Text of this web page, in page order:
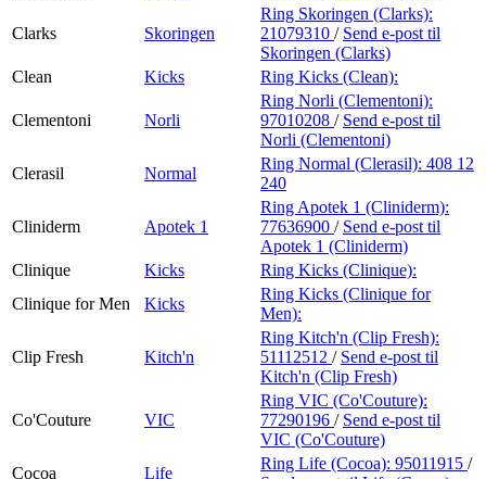
Clarks Skoringen
Ring Skoringen (Clarks):
21079310 / Send e-post til
Skoringen (Clarks)
Clean
Kicks Ring Kicks (Clean):
Clementoni Norli
Ring Norli (Clementoni):
97010208 / Send e-post til
Norli (Clementoni)
Clerasil
Normal
Ring Normal (Clerasil): 408 12
240
Cliniderm Apotek 1
Ring Apotek 1 (Cliniderm):
77636900 / Send e-post til
Apotek 1 (Cliniderm)
Clinique
Kicks
Ring Kicks (Clinique):
Clinique for Men
Kicks
Ring Kicks (Clinique for
Men):
Clip Fresh Kitch'n
Ring Kitch'n (Clip Fresh):
51112512 / Send e-post til
Kitch'n (Clip Fresh)
Co'Couture VIC
Ring VIC (Co'Couture):
77290196 / Send e-post til
VIC (Co'Couture)
Cocoa
Life
Ring Life (Cocoa): 95011915 /